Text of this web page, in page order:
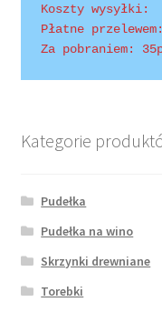
Koszty wysyłki:
Płatne
Za pobraniem:
Kategorie
Pudełka
Pudełka na wino
Skrzynki drewniane
Torebki